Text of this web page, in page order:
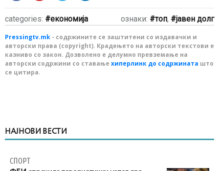
categories: економија ознаки: топ, јавен долг
Pressingtv.mk - содржините се заштитени со издавачки и
авторски права (copyright). Крадењето на авторски текстови е
казниво со закон. Дозволено е делумно превземање на
авторски содржини со ставање хиперлинк до содржината што
се цитира.
НАЈНОВИ ВЕСТИ
СПОРТ